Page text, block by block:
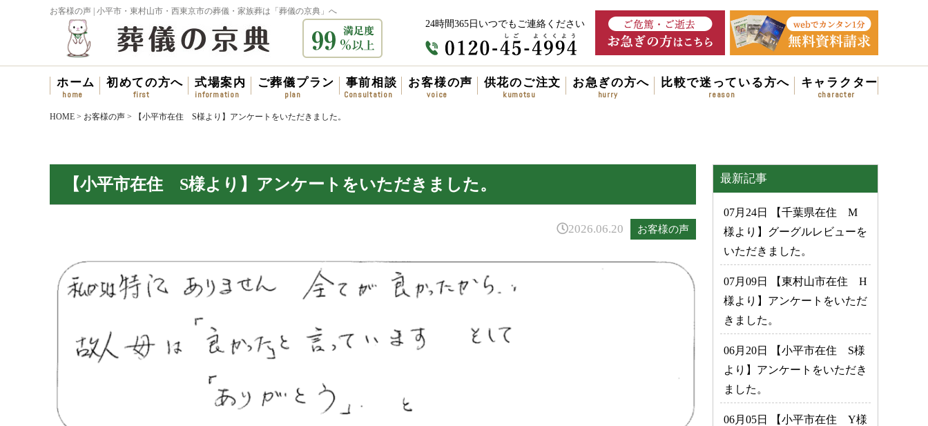
お客様の声 | 小平市・東村山市・西東京市の葬儀・家族葬は「葬儀の京典」へ
24時間365日いつでもご連絡ください
ホーム 初めての方へ 式場案内 ご葬儀プラン 事前相談 お客様の声 供花のご注文 お急ぎの方へ 比較で迷っている方へ キャラクター
HOME > お客様の声 > 【小平市在住 S様より】アンケートをいただきました。
【小平市在住 S様より】アンケートをいただきました。
2026.06.20 お客様の声
最新記事
07月24日 【千葉県在住 M
様より】グーグルレビューを
いただきました。
07月09日 【東村山市在住 H
様より】アンケートをいただ
きました。
06月20日 【小平市在住 S様
より】アンケートをいただき
ました。
06月05日 【小平市在住 Y様